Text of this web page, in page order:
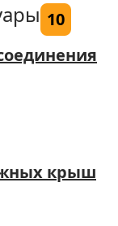
10
крыш